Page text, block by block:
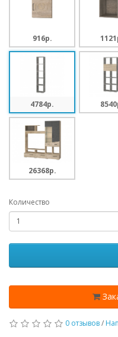
916p.
4784p.
26368p.
Количество
0 отзывов/